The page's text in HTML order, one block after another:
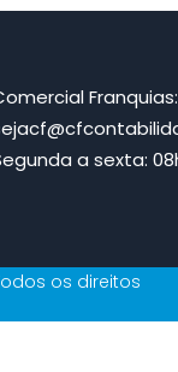
a sexta:
os direitos